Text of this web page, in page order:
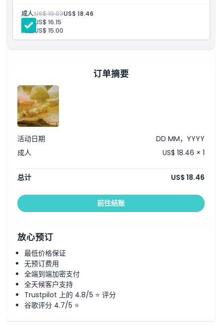
位置
成人:US$ 19.03US$ 18.46
青年: US$ 16.15
儿童: US$ 15.00
订单摘要
活动日期
DD MM，YYYY
成人
US$ 18.46 × 1
总计 US$ 18.46
前往结账
放心预订
最低价格保证
无预订费用
全端到端加密支付
全天候客户支持
Trustpilot 上的 4.8/5 ⭐ 评分
谷歌评分 4.7/5 ⭐